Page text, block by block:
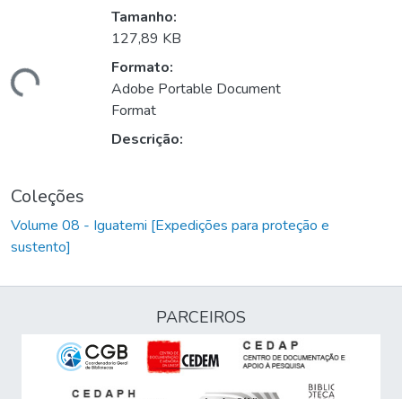
Tamanho:
127,89 KB
Formato:
Adobe Portable Document
Format
Descrição:
Coleções
Volume 08 - Iguatemi [Expedições para proteção e
sustento]
PARCEIROS